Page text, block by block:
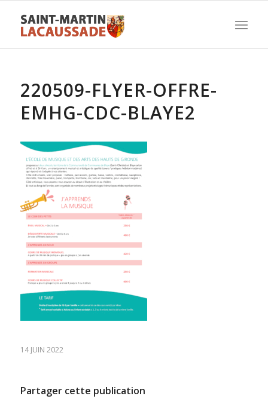
220509-FLYER-OFFRE-
EMHG-CDC-BLAYE2
14 JUIN 2022
Partager cette publication